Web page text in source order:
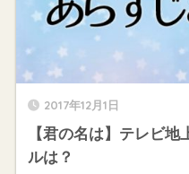
2017年12月1日
【君の名は】テレビ
ルは？